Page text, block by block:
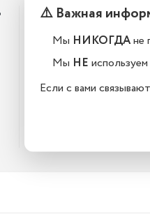
Телефоны новые
восстановленные?
Все телефоны в
полностью оригинальные, с
стандартной
⚠️ Важная
Мы НИКОГДАне
Мы НЕ
Если с вами